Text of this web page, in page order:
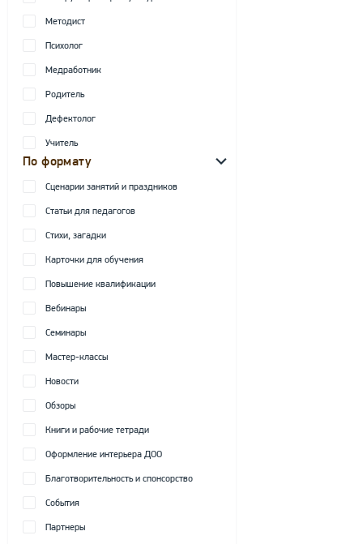
Методист
Психолог
Медработник
Родитель
Дефектолог
Учитель
По формату
Сценарии занятий и праздников
Статьи для педагогов
Стихи, загадки
Карточки для обучения
Повышение квалификации
Вебинары
Семинары
Мастер-классы
Новости
Обзоры
Книги и рабочие тетради
Оформление интерьера ДОО
Благотворительность и спонсорство
События
Партнеры